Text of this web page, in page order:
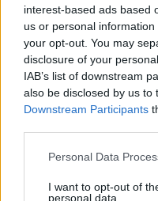
interest-based ads based
us or personal
your opt-out. You may
disclosure of your
IAB’s list of downstream
also be disclosed by us to
Downstream Participants
Please note that this
not limited to your visit or
Personal Data
I want to opt-out of
personal data.
"Doctor" no
Hamster•2013. november 14.
Az utóbbi időben
nehogy
rászokók :) de ez a
odavág ahhoz, hogy